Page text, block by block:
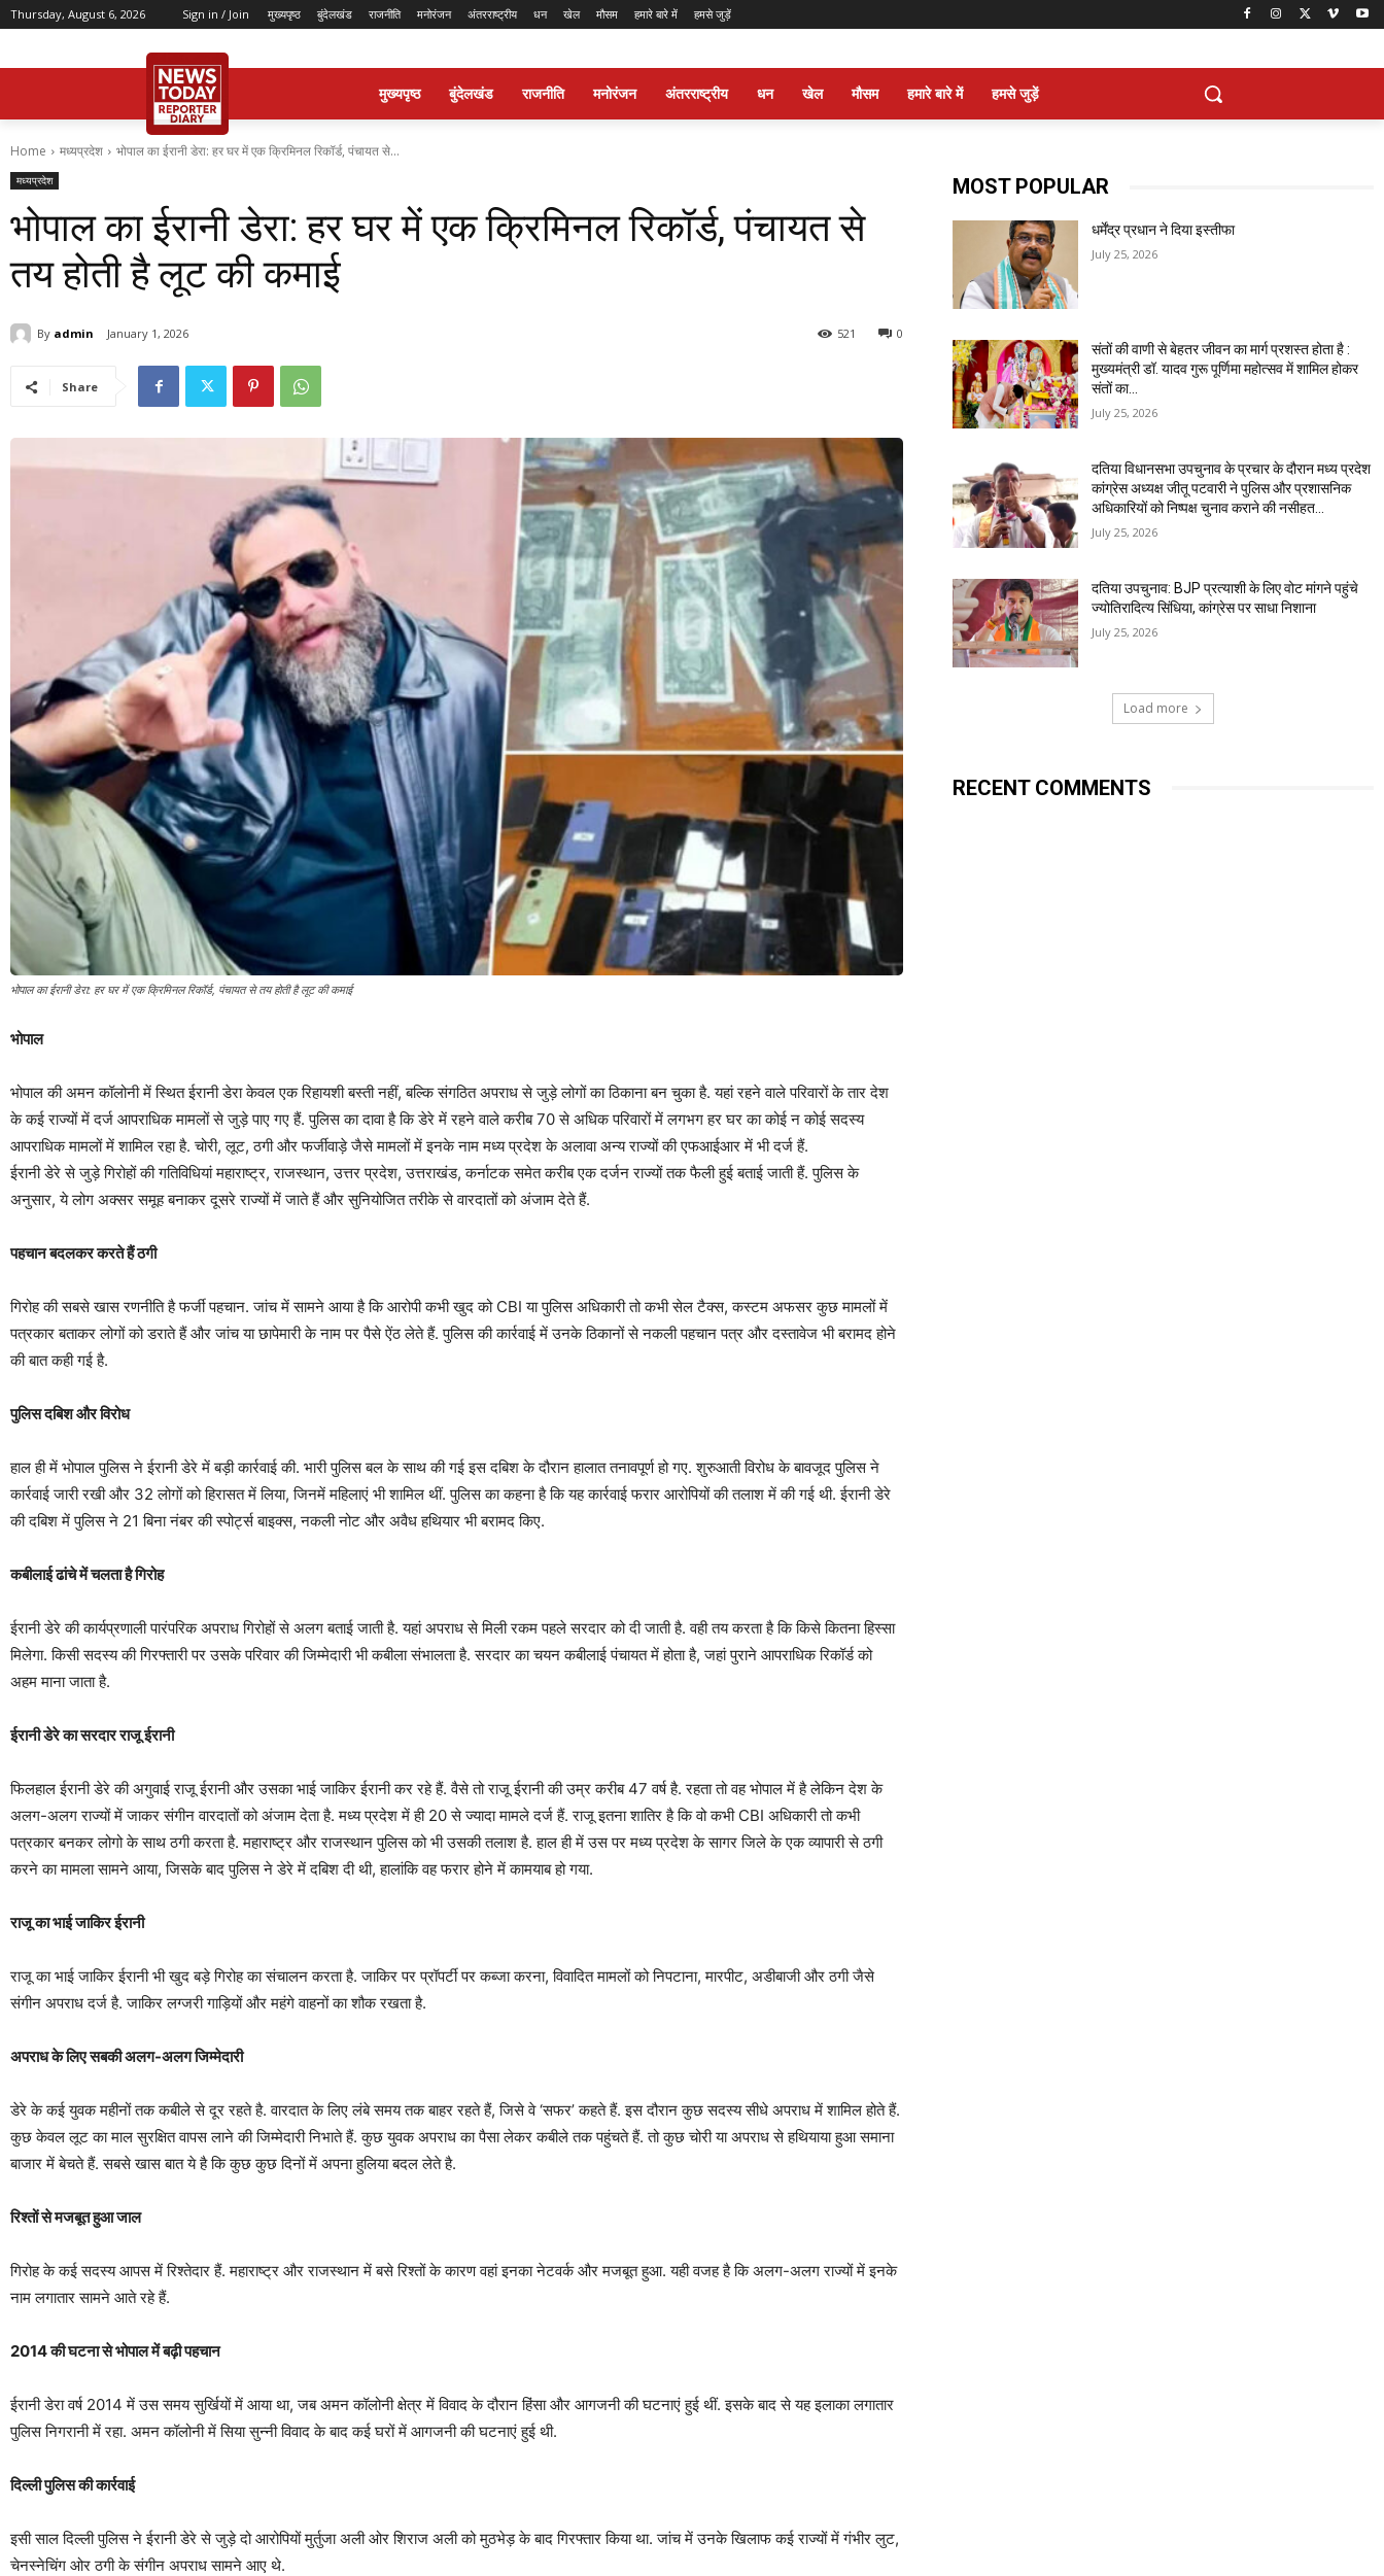
Thursday, August 6, 2026 Sign in / Join मुख्यपृष्ठ बुंदेलखंड राजनीति मनोरंजन अंतरराष्ट्रीय धन खेल मौसम हमारे बारे में हमसे जुड़ें
मुख्यपृष्ठ बुंदेलखंड राजनीति मनोरंजन अंतरराष्ट्रीय धन खेल मौसम हमारे बारे में हमसे जुड़ें
Home मध्यप्रदेश भोपाल का ईरानी डेरा: हर घर में एक क्रिमिनल रिकॉर्ड, पंचायत से...
मध्यप्रदेश
भोपाल का ईरानी डेरा: हर घर में एक क्रिमिनल रिकॉर्ड, पंचायत से
तय होती है लूट की कमाई
By admin January 1, 2026 0
521
Share
भोपाल का ईरानी डेरा: हर घर में एक क्रिमिनल रिकॉर्ड, पंचायत से तय होती है लूट की कमाई
भोपाल
भोपाल की अमन कॉलोनी में स्थित ईरानी डेरा केवल एक रिहायशी बस्ती नहीं, बल्कि संगठित अपराध से जुड़े लोगों का ठिकाना बन चुका है. यहां रहने वाले परिवारों के तार देश
के कई राज्यों में दर्ज आपराधिक मामलों से जुड़े पाए गए हैं. पुलिस का दावा है कि डेरे में रहने वाले करीब 70 से अधिक परिवारों में लगभग हर घर का कोई न कोई सदस्य
आपराधिक मामलों में शामिल रहा है. चोरी, लूट, ठगी और फर्जीवाड़े जैसे मामलों में इनके नाम मध्य प्रदेश के अलावा अन्य राज्यों की एफआईआर में भी दर्ज हैं.
ईरानी डेरे से जुड़े गिरोहों की गतिविधियां महाराष्ट्र, राजस्थान, उत्तर प्रदेश, उत्तराखंड, कर्नाटक समेत करीब एक दर्जन राज्यों तक फैली हुई बताई जाती हैं. पुलिस के
अनुसार, ये लोग अक्सर समूह बनाकर दूसरे राज्यों में जाते हैं और सुनियोजित तरीके से वारदातों को अंजाम देते हैं.
पहचान बदलकर करते हैं ठगी
गिरोह की सबसे खास रणनीति है फर्जी पहचान. जांच में सामने आया है कि आरोपी कभी खुद को CBI या पुलिस अधिकारी तो कभी सेल टैक्स, कस्टम अफसर कुछ मामलों में
पत्रकार बताकर लोगों को डराते हैं और जांच या छापेमारी के नाम पर पैसे ऐंठ लेते हैं. पुलिस की कार्रवाई में उनके ठिकानों से नकली पहचान पत्र और दस्तावेज भी बरामद होने
की बात कही गई है.
पुलिस दबिश और विरोध
हाल ही में भोपाल पुलिस ने ईरानी डेरे में बड़ी कार्रवाई की. भारी पुलिस बल के साथ की गई इस दबिश के दौरान हालात तनावपूर्ण हो गए. शुरुआती विरोध के बावजूद पुलिस ने
कार्रवाई जारी रखी और 32 लोगों को हिरासत में लिया, जिनमें महिलाएं भी शामिल थीं. पुलिस का कहना है कि यह कार्रवाई फरार आरोपियों की तलाश में की गई थी. ईरानी डेरे
की दबिश में पुलिस ने 21 बिना नंबर की स्पोर्ट्स बाइक्स, नकली नोट और अवैध हथियार भी बरामद किए.
कबीलाई ढांचे में चलता है गिरोह
ईरानी डेरे की कार्यप्रणाली पारंपरिक अपराध गिरोहों से अलग बताई जाती है. यहां अपराध से मिली रकम पहले सरदार को दी जाती है. वही तय करता है कि किसे कितना हिस्सा
मिलेगा. किसी सदस्य की गिरफ्तारी पर उसके परिवार की जिम्मेदारी भी कबीला संभालता है. सरदार का चयन कबीलाई पंचायत में होता है, जहां पुराने आपराधिक रिकॉर्ड को
अहम माना जाता है.
ईरानी डेरे का सरदार राजू ईरानी
फिलहाल ईरानी डेरे की अगुवाई राजू ईरानी और उसका भाई जाकिर ईरानी कर रहे हैं. वैसे तो राजू ईरानी की उम्र करीब 47 वर्ष है. रहता तो वह भोपाल में है लेकिन देश के
अलग-अलग राज्यों में जाकर संगीन वारदातों को अंजाम देता है. मध्य प्रदेश में ही 20 से ज्यादा मामले दर्ज हैं. राजू इतना शातिर है कि वो कभी CBI अधिकारी तो कभी
पत्रकार बनकर लोगो के साथ ठगी करता है. महाराष्ट्र और राजस्थान पुलिस को भी उसकी तलाश है. हाल ही में उस पर मध्य प्रदेश के सागर जिले के एक व्यापारी से ठगी
करने का मामला सामने आया, जिसके बाद पुलिस ने डेरे में दबिश दी थी, हालांकि वह फरार होने में कामयाब हो गया.
राजू का भाई जाकिर ईरानी
राजू का भाई जाकिर ईरानी भी खुद बड़े गिरोह का संचालन करता है. जाकिर पर प्रॉपर्टी पर कब्जा करना, विवादित मामलों को निपटाना, मारपीट, अडीबाजी और ठगी जैसे
संगीन अपराध दर्ज है. जाकिर लग्जरी गाड़ियों और महंगे वाहनों का शौक रखता है.
अपराध के लिए सबकी अलग-अलग जिम्मेदारी
डेरे के कई युवक महीनों तक कबीले से दूर रहते है. वारदात के लिए लंबे समय तक बाहर रहते हैं, जिसे वे ‘सफर’ कहते हैं. इस दौरान कुछ सदस्य सीधे अपराध में शामिल होते हैं.
कुछ केवल लूट का माल सुरक्षित वापस लाने की जिम्मेदारी निभाते हैं. कुछ युवक अपराध का पैसा लेकर कबीले तक पहुंचते हैं. तो कुछ चोरी या अपराध से हथियाया हुआ समाना
बाजार में बेचते हैं. सबसे खास बात ये है कि कुछ कुछ दिनों में अपना हुलिया बदल लेते है.
रिश्तों से मजबूत हुआ जाल
गिरोह के कई सदस्य आपस में रिश्तेदार हैं. महाराष्ट्र और राजस्थान में बसे रिश्तों के कारण वहां इनका नेटवर्क और मजबूत हुआ. यही वजह है कि अलग-अलग राज्यों में इनके
नाम लगातार सामने आते रहे हैं.
2014 की घटना से भोपाल में बढ़ी पहचान
ईरानी डेरा वर्ष 2014 में उस समय सुर्खियों में आया था, जब अमन कॉलोनी क्षेत्र में विवाद के दौरान हिंसा और आगजनी की घटनाएं हुई थीं. इसके बाद से यह इलाका लगातार
पुलिस निगरानी में रहा. अमन कॉलोनी में सिया सुन्नी विवाद के बाद कई घरों में आगजनी की घटनाएं हुई थी.
दिल्ली पुलिस की कार्रवाई
इसी साल दिल्ली पुलिस ने ईरानी डेरे से जुड़े दो आरोपियों मुर्तुजा अली ओर शिराज अली को मुठभेड़ के बाद गिरफ्तार किया था. जांच में उनके खिलाफ कई राज्यों में गंभीर लुट,
चेनस्नेचिंग ओर ठगी के संगीन अपराध सामने आए थे.
MOST POPULAR
धर्मेंद्र प्रधान ने दिया इस्तीफा
July 25, 2026
संतों की वाणी से बेहतर जीवन का मार्ग प्रशस्त होता है :
मुख्यमंत्री डॉ. यादव गुरू पूर्णिमा महोत्सव में शामिल होकर
संतों का...
July 25, 2026
दतिया विधानसभा उपचुनाव के प्रचार के दौरान मध्य प्रदेश
कांग्रेस अध्यक्ष जीतू पटवारी ने पुलिस और प्रशासनिक
अधिकारियों को निष्पक्ष चुनाव कराने की नसीहत...
July 25, 2026
दतिया उपचुनाव: BJP प्रत्याशी के लिए वोट मांगने पहुंचे
ज्योतिरादित्य सिंधिया, कांग्रेस पर साधा निशाना
July 25, 2026
Load more
RECENT COMMENTS